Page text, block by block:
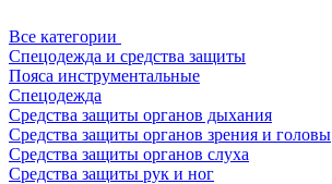
Все категории
Спецодежда и средства защиты
Пояса инструментальные
Спецодежда
Средства защиты органов дыхания
Средства защиты органов зрения и головы
Средства защиты органов слуха
Средства защиты рук и ног